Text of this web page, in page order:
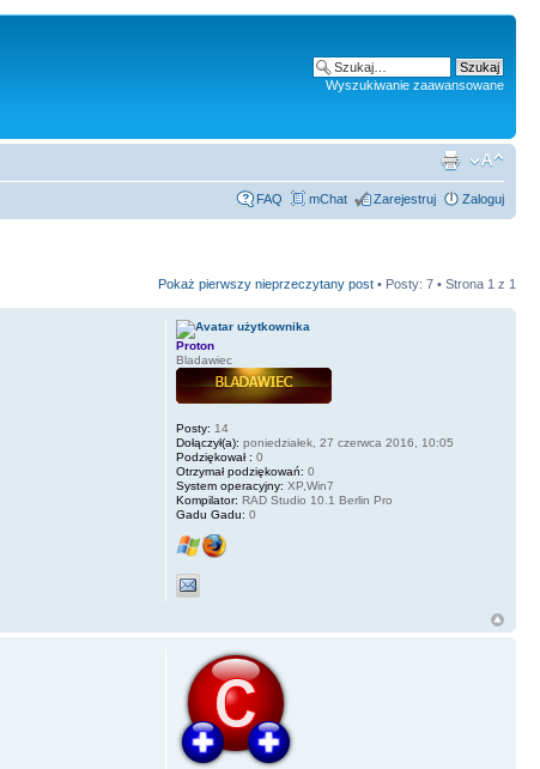
Wyszukiwanie zaawansowane
FAQ mChat Zarejestruj Zaloguj
Pokaż pierwszy nieprzeczytany post • Posty: 7 • Strona 1 z 1
Proton
Bladawiec
Posty: 14
Dołączył(a): poniedziałek, 27 czerwca 2016, 10:05
Podziękował : 0
Otrzymał podziękowań: 0
System operacyjny: XP,Win7
Kompilator: RAD Studio 10.1 Berlin Pro
Gadu Gadu: 0